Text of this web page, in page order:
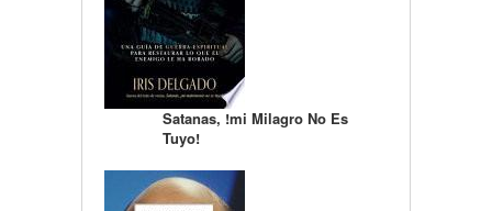
Satanas, !mi Milagro No Es
Tuyo!